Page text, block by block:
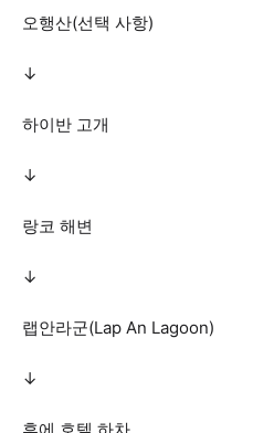
오행산(선택 사항)
↓
하이반 고개
↓
랑코 해변
↓
랩안라군(Lap An Lagoon)
↓